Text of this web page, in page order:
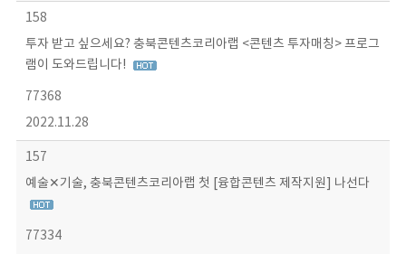
158
투자 받고 싶으세요? 충북콘텐츠코리아랩 <콘텐츠 투자매칭> 프로그
램이 도와드립니다!
77368
2022.11.28
157
예술✕기술, 충북콘텐츠코리아랩 첫 [융합콘텐츠 제작지원] 나선다
77334